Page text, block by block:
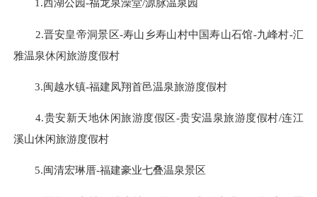
1.西湖公园-福龙泉澡堂/源脉温泉园
2.晋安皇帝洞景区-寿山乡寿山村中国寿山石馆-九峰村-汇
雅温泉休闲旅游度假村
3.闽越水镇-福建凤翔首邑温泉旅游度假村
4.贵安新天地休闲旅游度假区-贵安温泉旅游度假村/连江
溪山休闲旅游度假村
5.闽清宏琳厝-福建豪业七叠温泉景区